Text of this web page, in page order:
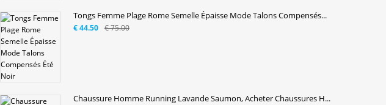
Tongs Femme Plage Rome Semelle Épaisse Mode Talons Compensés...
€ 75.00
€ 44.50
Chaussure Homme Running Lavande Saumon, Acheter Chaussures H...